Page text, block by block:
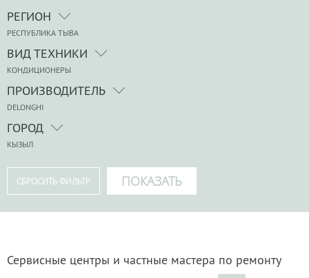
РЕГИОН
РЕСПУБЛИКА ТЫВА
ВИД ТЕХНИКИ
КОНДИЦИОНЕРЫ
ПРОИЗВОДИТЕЛЬ
DELONGHI
ГОРОД
КЫЗЫЛ
Сервисные центры и частные мастера по ремонту